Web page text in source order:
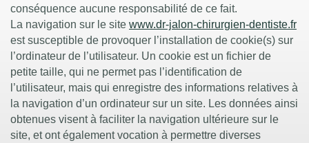
conséquence aucune responsabilité de ce fait.
La navigation sur le site www.dr-jalon-chirurgien-dentiste.fr
est susceptible de provoquer l’installation de cookie(s) sur
l’ordinateur de l’utilisateur. Un cookie est un fichier de
petite taille, qui ne permet pas l’identification de
l’utilisateur, mais qui enregistre des informations relatives à
la navigation d’un ordinateur sur un site. Les données ainsi
obtenues visent à faciliter la navigation ultérieure sur le
site, et ont également vocation à permettre diverses